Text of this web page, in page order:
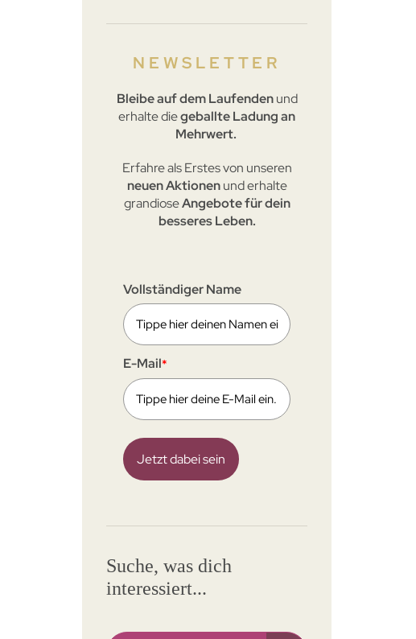
NEWSLETTER
Bleibeauf dem Laufendenund
erhalte diegeballte Ladung an
Mehrwert.
Erfahre als Erstes von unseren
neuen Aktionenund erhalte
grandioseAngebote für dein
besseres Leben.
Vollständiger Name
E-Mail*
Jetzt dabei sein
Suche, was dich
interessiert...